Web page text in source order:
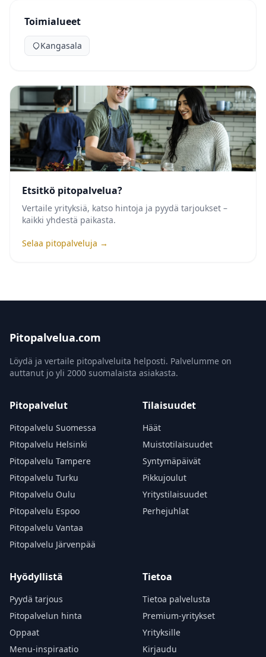
Toimialueet
Kangasala
Etsitkö pitopalvelua?
Vertaile yrityksiä, katso hintoja ja pyydä tarjoukset –
kaikki yhdestä paikasta.
Selaa pitopalveluja →
Pitopalvelua.com
Löydä ja vertaile pitopalveluita helposti. Palvelumme on
auttanut jo yli 2000 suomalaista asiakasta.
Pitopalvelut
Pitopalvelu Suomessa
Pitopalvelu Helsinki
Pitopalvelu Tampere
Pitopalvelu Turku
Pitopalvelu Oulu
Pitopalvelu Espoo
Pitopalvelu Vantaa
Pitopalvelu Järvenpää
Tilaisuudet
Häät
Muistotilaisuudet
Syntymäpäivät
Pikkujoulut
Yritystilaisuudet
Perhejuhlat
Hyödyllistä
Pyydä tarjous
Pitopalvelun hinta
Oppaat
Menu-inspiraatio
Tietoa
Tietoa palvelusta
Premium-yritykset
Yrityksille
Kirjaudu